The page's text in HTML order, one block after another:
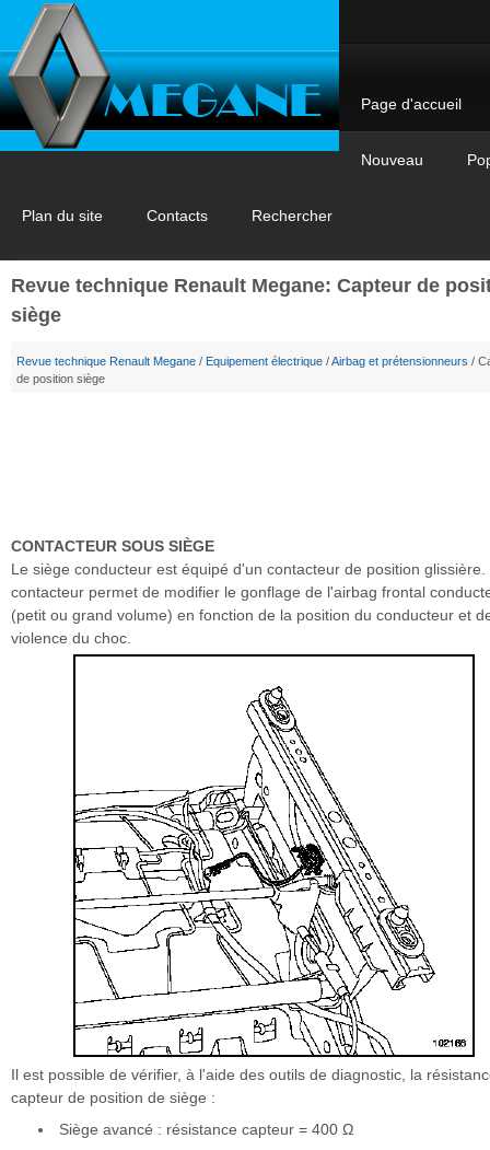
Page d'accueil
Nouveau
Plan du site Contacts Rechercher
Revue technique Renault Megane: Capteur de
siège
Revue technique Renault Megane / Equipement électrique /Airbag et prétensionneurs /
de position siège
CONTACTEUR SOUS SIÈGE
Le siège conducteur est équipé d'un contacteur de position glissière.
contacteur permet de modifier le gonflage de l'airbag frontal
(petit ou grand volume) en fonction de la position du conducteur et
violence du choc.
Il est possible de vérifier, à l'aide des outils de diagnostic, la
capteur de position de siège :
Siège avancé : résistance capteur = 400 Ω